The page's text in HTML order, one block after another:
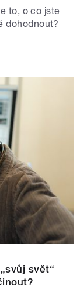
to, o co jste
dohodnout?
svět“